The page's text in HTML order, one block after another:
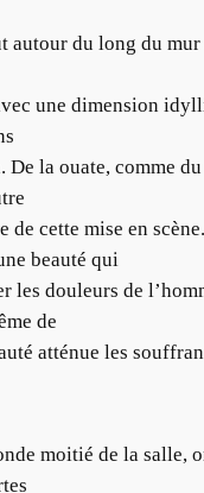
autour du long du
une dimension
De la ouate, comme
de cette mise en
beauté qui
les douleurs de
de
atténue les
moitié de la salle,